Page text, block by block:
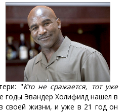
"Кто не сражается, тот уже
годы Эвандер Холифилд нашел в
своей жизни, и уже в 21 год он